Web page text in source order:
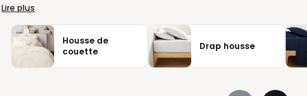
quand vous vous installez au lit, celui qui donne le ton à votre
linge de nuit et à l’ambiance de la chambre. Chez La Redoute,
nous pensons chaque taie comme un équilibre entre allure et
usage, pour accompagner vos oreillers avec justesse. Vous
aimez une chambre harmonieuse ? Jouez avec les coloris, le
Lire plus
Housse de
couette
Drap housse